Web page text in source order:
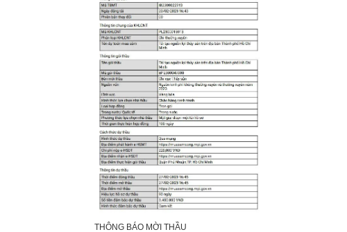
THÔNG BÁO MỜI THẦU